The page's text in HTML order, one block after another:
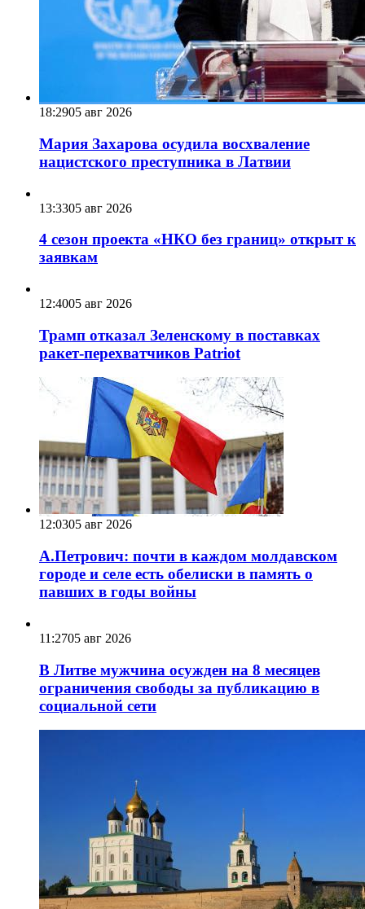
18:2905 авг 2026
Мария Захарова осудила восхваление
нацистского преступника в Латвии
13:3305 авг 2026
4 сезон проекта «НКО без границ» открыт к
заявкам
12:4005 авг 2026
Трамп отказал Зеленскому в поставках
ракет-перехватчиков Patriot
12:0305 авг 2026
А.Петрович: почти в каждом молдавском
городе и селе есть обелиски в память о
павших в годы войны
11:2705 авг 2026
В Литве мужчина осужден на 8 месяцев
ограничения свободы за публикацию в
социальной сети